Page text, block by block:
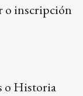
o inscripción
o Historia